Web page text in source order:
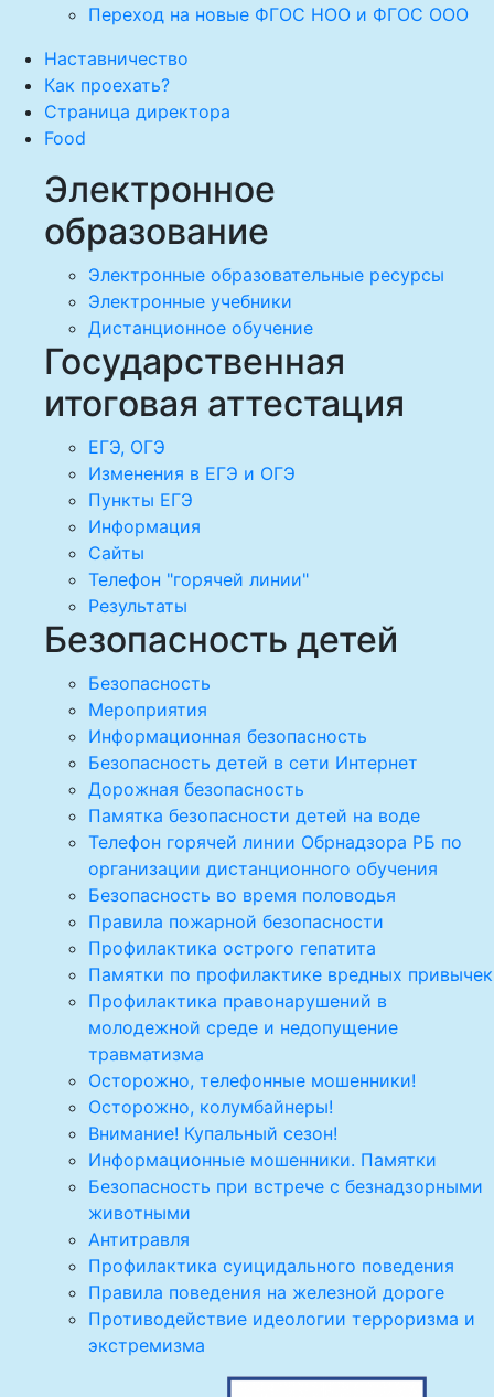
Переход на новые ФГОС НОО и ФГОС ООО
Наставничество
Как проехать?
Страница директора
Food
Электронное
образование
Электронные образовательные ресурсы
Электронные учебники
Дистанционное обучение
Государственная
итоговая аттестация
ЕГЭ, ОГЭ
Изменения в ЕГЭ и ОГЭ
Пункты ЕГЭ
Информация
Сайты
Телефон "горячей линии"
Результаты
Безопасность детей
Безопасность
Мероприятия
Информационная безопасность
Безопасность детей в сети Интернет
Дорожная безопасность
Памятка безопасности детей на воде
Телефон горячей линии Обрнадзора РБ по
организации дистанционного обучения
Безопасность во время половодья
Правила пожарной безопасности
Профилактика острого гепатита
Памятки по профилактике вредных привычек
Профилактика правонарушений в
молодежной среде и недопущение
травматизма
Осторожно, телефонные мошенники!
Осторожно, колумбайнеры!
Внимание! Купальный сезон!
Информационные мошенники. Памятки
Безопасность при встрече с безнадзорными
животными
Антитравля
Профилактика суицидального поведения
Правила поведения на железной дороге
Противодействие идеологии терроризма и
экстремизма